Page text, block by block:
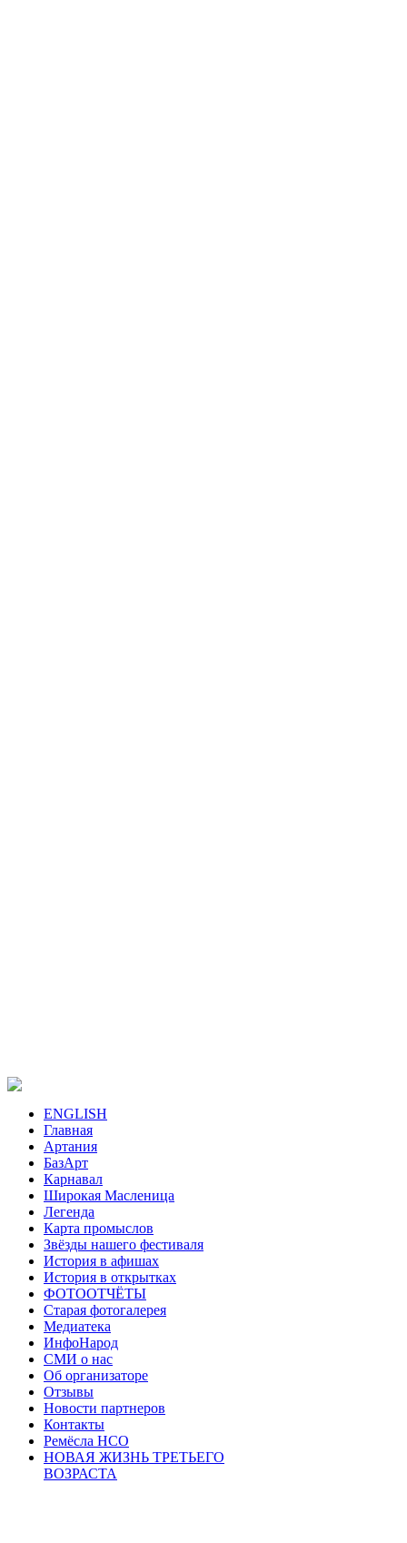
ENGLISH
Главная
Артания
БазАрт
Карнавал
Широкая Масленица
Легенда
Карта промыслов
Звёзды нашего фестиваля
История в афишах
История в открытках
ФОТООТЧЁТЫ
Старая фотогалерея
Медиатека
ИнфоНарод
СМИ о нас
Об организаторе
Отзывы
Новости партнеров
Контакты
Ремёсла НСО
НОВАЯ ЖИЗНЬ ТРЕТЬЕГО
ВОЗРАСТА